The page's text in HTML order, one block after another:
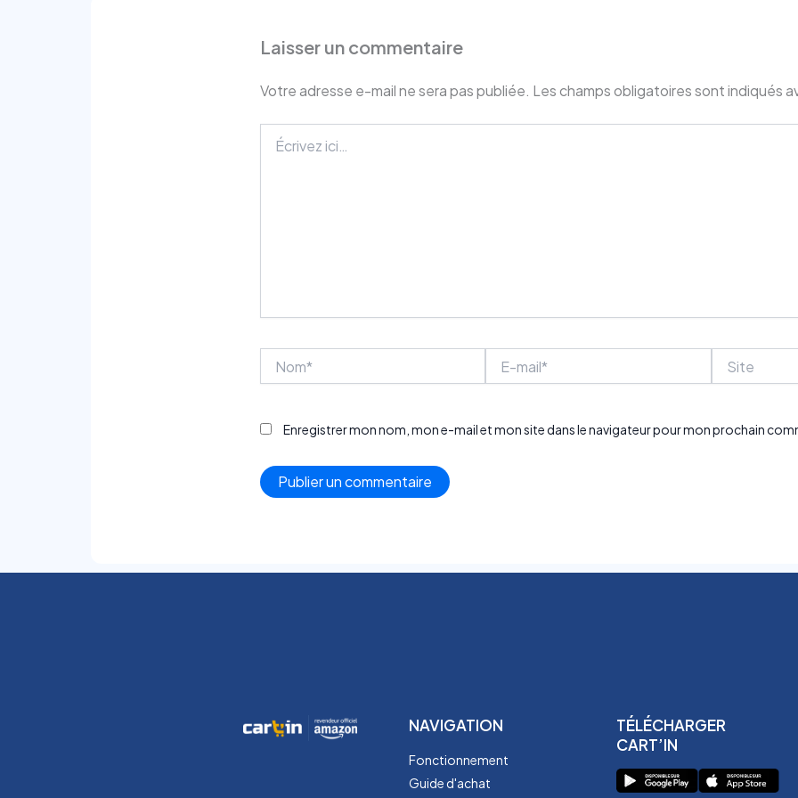
Laisser un commentaire
Votre adresse e-mail ne sera pas publiée. Les champs obligatoires sont indiqués
ici…
mail*
Enregistrer mon nom, mon e-mail et mon site dans le navigateur pour mon prochain
NAVIGATION
Fonctionnement
Guide d'achat
TÉLÉCHARGER
CART’IN